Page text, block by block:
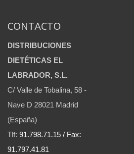
CONTACTO
DISTRIBUCIONES
DIETÉTICAS EL
LABRADOR, S.L.
C/ Valle de Tobalina, 58 -
Nave D 28021 Madrid
(España)
Tlf: 91.798.71.15 / Fax:
91.797.41.81